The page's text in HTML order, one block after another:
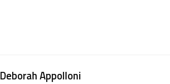
Deborah Appolloni